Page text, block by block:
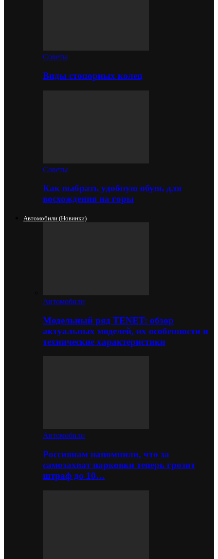
Советы
Виды стопорных колец
Советы
Как выбрать удобную обувь для
восхождения на горы
Автомобили (новинки)
Автомобили
Модельный ряд TENET: обзор
актуальных моделей, их особенности и
технические характеристики
Автомобили
Россиянам напомнили, что за
самозахват парковки теперь грозит
штраф до 10…